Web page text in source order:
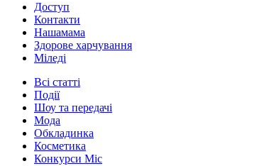
Доступ
Контакти
Нашамама
Здорове харчування
Міледі
Всі статті
Події
Шоу та передачі
Мода
Обкладинка
Косметика
Конкурси Міс